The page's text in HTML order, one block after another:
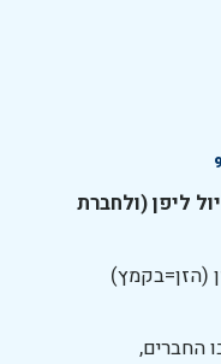
ליפן (ולחברת
(הזן=בקמץ)
החברים,